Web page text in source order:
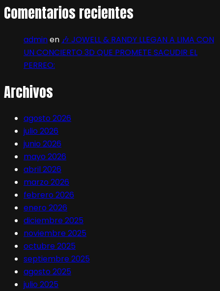
Comentarios recientes
adminen 🎶 JOWELL & RANDY LLEGAN A LIMA CON
UN CONCIERTO 3D QUE PROMETE SACUDIR EL
PERREO:
Archivos
agosto 2026
julio 2026
junio 2026
mayo 2026
abril 2026
marzo 2026
febrero 2026
enero 2026
diciembre 2025
noviembre 2025
octubre 2025
septiembre 2025
agosto 2025
julio 2025